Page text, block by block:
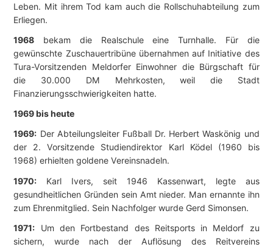
Leben. Mit ihrem Tod kam auch die Rollschuhabteilung zum
Erliegen.
1968 bekam die Realschule eine Turnhalle. Für die
gewünschte Zuschauertribüne übernahmen auf Initiative des
Tura-Vorsitzenden Meldorfer Einwohner die Bürgschaft für
die 30.000 DM Mehrkosten, weil die Stadt
Finanzierungsschwierigkeiten hatte.
1969 bis heute
1969: Der Abteilungsleiter Fußball Dr. Herbert Waskönig und
der 2. Vorsitzende Studiendirektor Karl Ködel (1960 bis
1968) erhielten goldene Vereinsnadeln.
1970: Karl Ivers, seit 1946 Kassenwart, legte aus
gesundheitlichen Gründen sein Amt nieder. Man ernannte ihn
zum Ehrenmitglied. Sein Nachfolger wurde Gerd Simonsen.
1971: Um den Fortbestand des Reitsports in Meldorf zu
sichern, wurde nach der Auflösung des Reitvereins